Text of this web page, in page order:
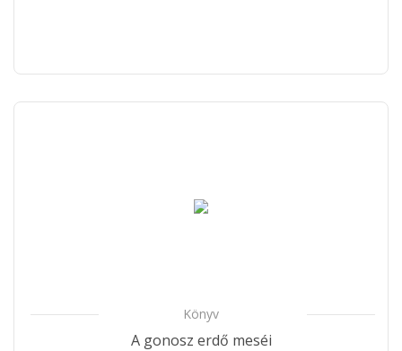
Könyv
A gonosz erdő meséi